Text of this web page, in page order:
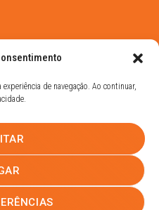
de navegação. Ao continuar,